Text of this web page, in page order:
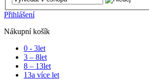
Přihlášení
Nákupní košík
0 - 3let
3 – 8let
8 – 13let
13a více let